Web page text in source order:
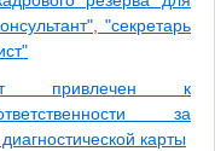
"секретарь
привлечен к
за
карты